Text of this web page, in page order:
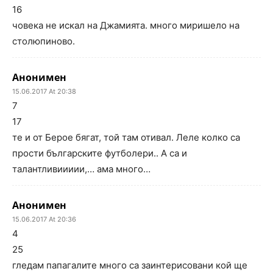
16
човека не искал на Джамията. много миришело на
столюпиново.
Анонимен
15.06.2017 At 20:38
7
17
те и от Берое бягат, той там отивал. Леле колко са
прости българските футболери.. А са и
талантливиииии,… ама много…
Анонимен
15.06.2017 At 20:36
4
25
гледам папагалите много са заинтерисовани кой ще